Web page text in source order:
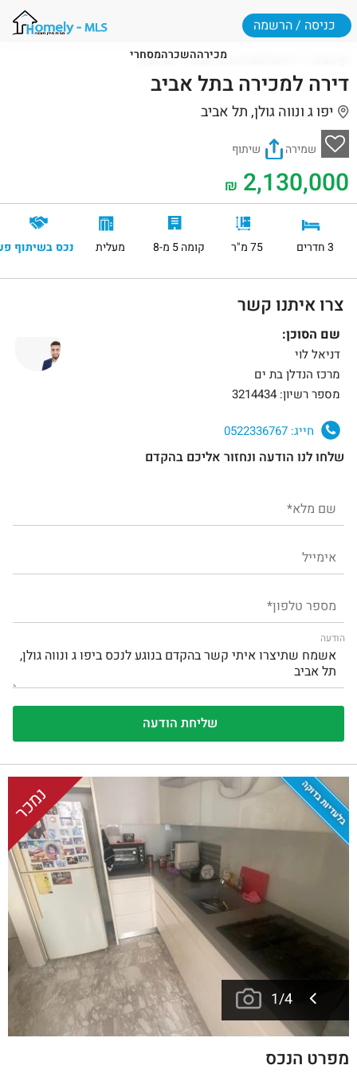
מכירההשכרהמסחרי
כניסה / הרשמה
דירות למכירה בתל אביב תל אביב
דירה למכירה בתל אביב
יפו ג ונווה גולן, תל אביב
שמירה שיתוף
2,130,000
₪
3 חדרים 75 מ"ר קומה 5 מ-8 מעלית נכס בשיתוף
צרו איתנו קשר
שם הסוכן:
דניאל לוי
מרכז הנדלן בת ים
מספר רשיון: 3214434
חייג:
שלחו לנו הודעה ונחזור אליכם בהקדם
הודעה
בלעדיות בדוקה נמכר
1/4
מפרט הנכס